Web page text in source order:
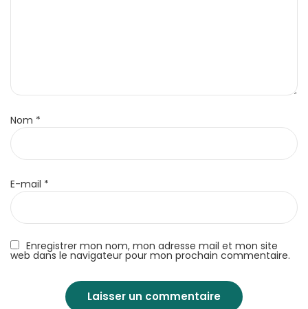
Enregistrer mon nom, mon adresse mail et mon site
web dans le navigateur pour mon prochain commentaire.
Nom *
E-mail *